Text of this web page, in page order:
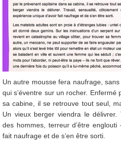
Un autre mousse fera naufrage,
qui s’éventre sur un rocher.
sa cabine, il se retrouve tout seul,
Un vieux berger viendra le délivrer.
des hommes, terreur d’être
fait naufrage et de s’en être sorti.